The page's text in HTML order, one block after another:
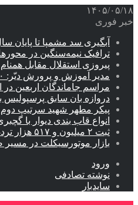
۱۴۰۵/۰۵/۱۸
خبر فوری
آبگیری سد مشمپا تا پایان
ترافیک نیمه‌سنگین در
پیروزی استقلال مقابل
مدیر آموزش و پرورش دیّر: ۲۰ مدرسه شهرستان دوشیفته است
مراسم جاماندگان اربعین در
دروازه بان سابق
پیکر مطهر شهید سرتیپ دوم
انواع قاب بندی دیوار با
ثبت ۲ میلیون و ۵۱۷ هزار تردد در محورهای مواصلاتی همدان در ایام اربعین
بازار موتورسیکلت در
ورود
نوشته تصادفی
سایدبار